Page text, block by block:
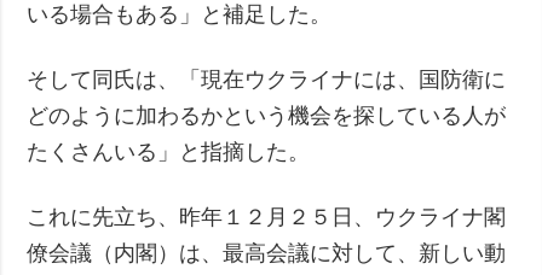
いる場合もある」と補足した。
そして同氏は、「現在ウクライナには、国防衛に
どのように加わるかという機会を探している人が
たくさんいる」と指摘した。
これに先立ち、昨年１２月２５日、ウクライナ閣
僚会議（内閣）は、最高会議に対して、新しい動